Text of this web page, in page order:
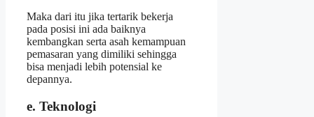
Maka dari itu jika tertarik bekerja
pada posisi ini ada baiknya
kembangkan serta asah kemampuan
pemasaran yang dimiliki sehingga
bisa menjadi lebih potensial ke
depannya.
e. Teknologi